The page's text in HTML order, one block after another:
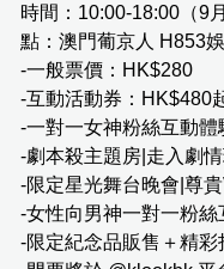
時間：10:00-18:00（9
點：澳門葡京人 H853
-一般票價：HK$280
-互動活動券：HK$480
-一對一女神粉絲互動
-劇本殺主題房|走入劇
-限定星光舞台晚會|尊
-女性向男神一對一粉
-限定紀念品販售＋精彩